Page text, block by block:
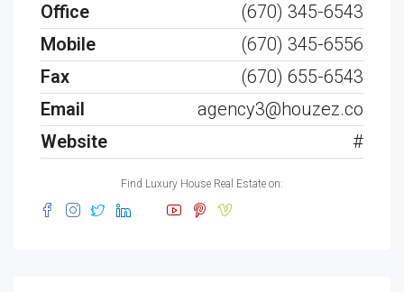
Office
(670) 345-6543
Mobile
(670) 345-6556
Fax
(670) 655-6543
Email
agency3@houzez.co
Website
#
Find Luxury House Real Estate on: